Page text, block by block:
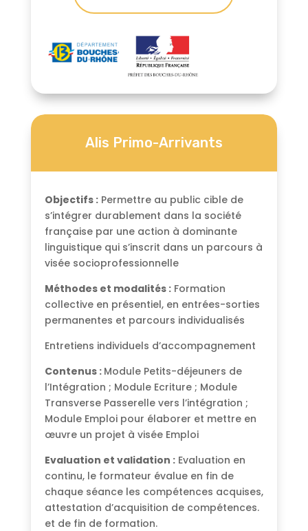
Alis Primo-Arrivants
Objectifs :Permettre au public cible de
s’intégrer durablement dans la société
française par une action à dominante
linguistique qui s’inscrit dans un parcours à
visée socioprofessionnelle
Méthodes et modalités :Formation
collective en présentiel, en entrées-sorties
permanentes et parcours individualisés
Entretiens individuels d’accompagnement
Contenus : Module Petits-déjeuners de
l’Intégration ; Module Ecriture ; Module
Transverse Passerelle vers l’intégration ;
Module Emploi pour élaborer et mettre en
œuvre un projet à visée Emploi
Evaluation et validation :Evaluation en
continu, le formateur évalue en fin de
chaque séance les compétences acquises,
attestation d’acquisition de compétences.
et de fin de formation.